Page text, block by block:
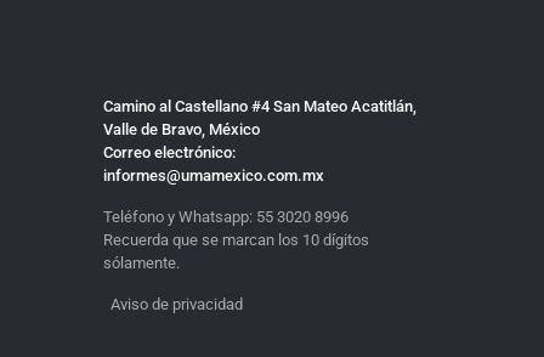
Camino al Castellano #4 San Mateo Acatitlán,
Valle de Bravo, México
Correo electrónico:
informes@umamexico.com.mx
Teléfono y Whatsapp: 55 3020 8996
Recuerda que se marcan los 10 dígitos
sólamente.
Aviso de privacidad